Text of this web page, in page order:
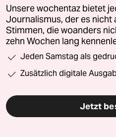
Unsere wochentaz bietet
Journalismus, der es nicht
Stimmen, die woanders
zehn Wochen lang
Jeden Samstag als
Zusätzlich digitale
Jetzt